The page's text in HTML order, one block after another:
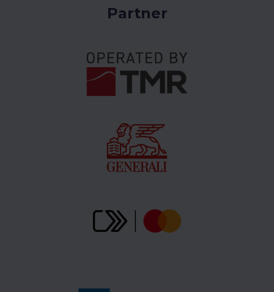
Tatralandii lub Bešeňovej. Aby skorzystać ze zniżki,
Partner